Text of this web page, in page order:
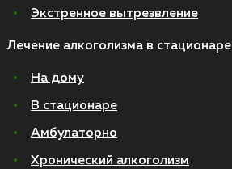
Экстренное вытрезвление
Лечение алкоголизма в стационаре
На дому
В стационаре
Амбулаторно
Хронический алкоголизм